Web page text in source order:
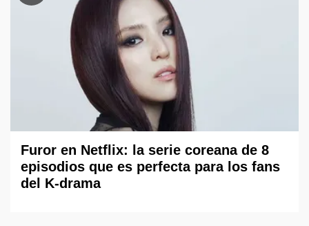
Furor en Netflix: la serie coreana de 8
episodios que es perfecta para los fans
del K-drama